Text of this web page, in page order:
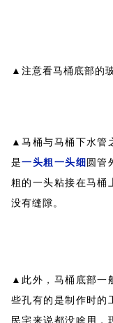
▲注意看马桶底部的
▲马桶与马桶下水管
是一头粗一头细 圆管
粗的一头粘接在马桶
没有缝隙。
▲此外，马桶底部一
些孔有的是制作时的
民宅来说都没啥用，